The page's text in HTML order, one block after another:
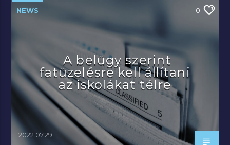
NEWS 0
A belügy szerint
fatüzelésre kell állítani
az iskolákat télre
2022.07.29.